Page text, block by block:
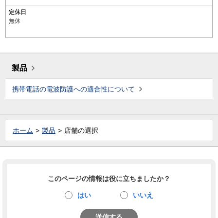
定休日
無休
製品
携帯電話の電波防護への適合性について
ホーム 製品 店舗の選択
このページの情報は役に立ちましたか？
はい いいえ